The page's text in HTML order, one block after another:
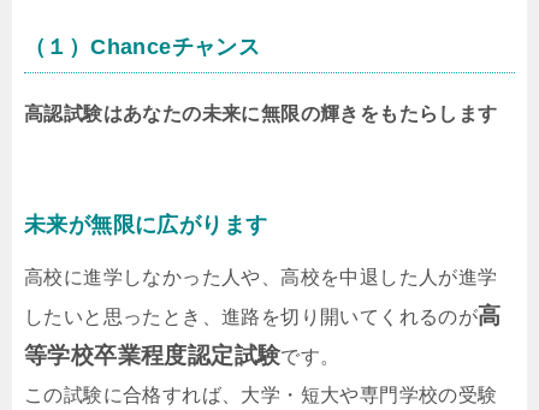
（１）Chanceチャンス
高認試験はあなたの未来に無限の輝きをもたらします
未来が無限に広がります
高校に進学しなかった人や、高校を中退した人が進学
したいと思ったとき、進路を切り開いてくれるのが高
等学校卒業程度認定試験です。
この試験に合格すれば、大学・短大や専門学校の受験